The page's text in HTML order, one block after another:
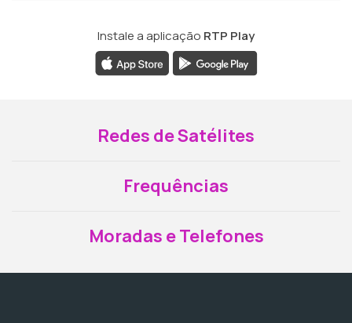
Instale a aplicação RTP Play
Redes de Satélites
Frequências
Moradas e Telefones